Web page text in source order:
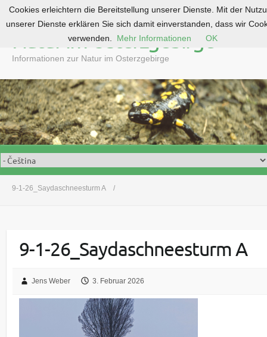
o
c
o
n
t
e
n
Natur im Osterzgebirge
Informationen zur Natur im Osterzgebirge
9-1-26_Saydaschneesturm A
9-1-26_Saydaschneesturm A
Jens Weber 3. Februar 2026
Cookies erleichtern die Bereitstellung unserer Dienste. Mit der
unserer Dienste erklären Sie sich damit einverstanden, dass wir
verwenden.
Mehr Informationen OK